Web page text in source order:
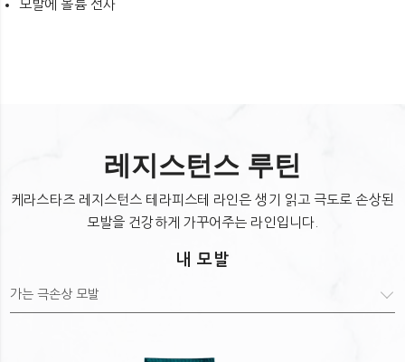
모발에 볼륨 선사
자연의 위대함이 선사하는 놀라운 에너지를 만나보실 수
있습니다.
전체 성분 리스트
정제수 아모디메치콘 세테아릴알코올 향료 폴리쿼터늄-6
트리데세스-5 폴리쿼터늄-37 페녹시에탄올
프로필렌글라이콜디카프릴레이트/디카프레이트 스테아레스-20
레지스턴스 루틴
케라스타즈 레지스턴스 테라피스테 라인은 생기 읽고 극도로 손상된
모발을 건강하게 가꾸어주는 라인입니다.
내 모발